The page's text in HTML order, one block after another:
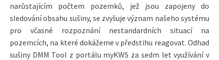
narůstajícím počtem pozemků, jež jsou zapojeny do
sledování obsahu sušiny, se zvyšuje význam našeho systému
pro včasné rozpoznání nestandardních situací na
pozemcích, na které dokážeme v předstihu reagovat. Odhad
sušiny DMM Tool z portálu myKWS za sedm let využívání v